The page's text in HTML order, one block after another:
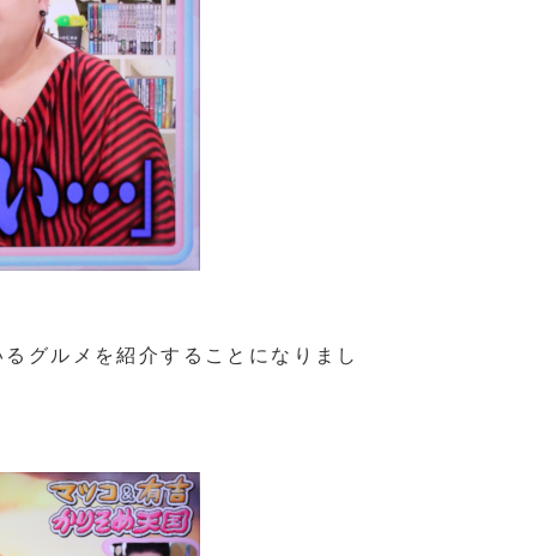
グルメを紹介することになりまし